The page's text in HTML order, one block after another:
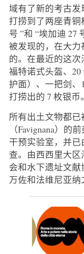
域有了新的考古发
打捞到了两座青铜
号 ”和 “埃加迪 27
被发现的，在大
的。在最近的这
福特诺式头盔、
护面）、一把剑、
打捞出的 7 枚银币。
所有出土文物都
（Favignana）的
干预实验室，并
查。由西西里大
会和水下遗址文献
万佐和法维尼亚纳